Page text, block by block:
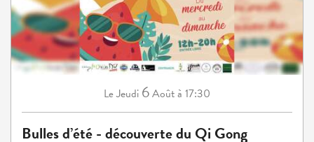
LeJeudi 6Aoûtà 17:30
Bulles d’été - découverte du Qi Gong